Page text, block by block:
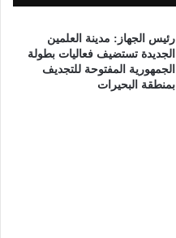
رئيس الجهاز: مدينة العلمين
الجديدة تستضيف فعاليات بطولة
الجمهورية المفتوحة للتجديف
بمنطقة البحيرات